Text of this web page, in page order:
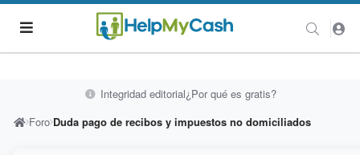
Integridad editorial¿Por qué es gratis?
Foro Duda pago de recibos y impuestos no domiciliados